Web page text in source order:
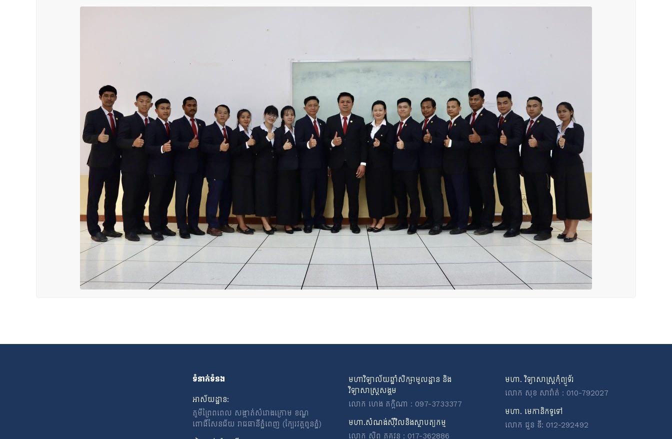
ទំនាក់ទំនង
អាស័យដ្ឋាន:
ភូមីព្រៃពពេល សង្កាត់សំរោងក្រោម ខណ្ឌ
ពោធិ៍សែនជ័យ រាជធានីភ្នំពេញ (ក្បែរវត្តពូនភ្នំ)
មហាវិទ្យាល័យឆ្នាំសិក្សាមូលដ្ឋាន និង
វិទ្យាសាស្ត្រសង្គម
លោក ហេង ភក្តិណា : 097-3733377
មហា.សំណង់ស៊ីវិលនិងស្ថាបត្យកម្ម
លោក សិព ភគវន្ត : 017-362886
មហា. វិទ្យាសាស្ត្រកុំព្យូទ័រ
លោក សុខ សារ៉ាត់ : 010-792027
មហា. មេកានិកទូទៅ
លោក ជួន ឌី: 012-292492